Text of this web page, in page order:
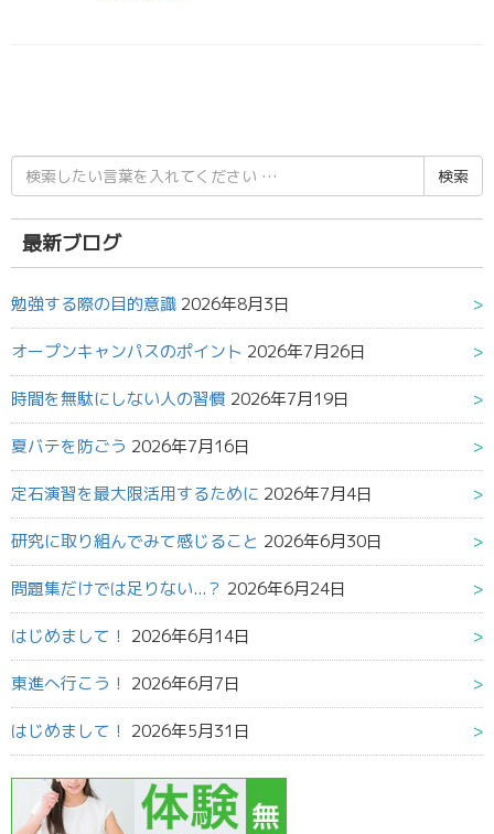
検
索
結
果:
最新ブログ
勉強する際の目的意識 2026年8月3日
オープンキャンパスのポイント 2026年7月26日
時間を無駄にしない人の習慣 2026年7月19日
夏バテを防ごう 2026年7月16日
定石演習を最大限活用するために 2026年7月4日
研究に取り組んでみて感じること 2026年6月30日
問題集だけでは足りない...？ 2026年6月24日
はじめまして！ 2026年6月14日
東進へ行こう！ 2026年6月7日
はじめまして！ 2026年5月31日